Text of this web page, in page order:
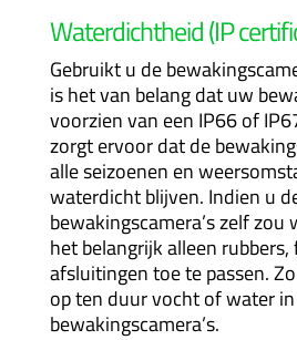
Waterdichtheid (IP
Gebruikt u de
is het van belang dat uw
voorzien van een IP66 of
zorgt ervoor dat de
alle seizoenen en
waterdicht blijven. Indien u
bewakingscamera’s zelf
het belangrijk alleen
afsluitingen toe te passen.
op ten duur vocht of water
bewakingscamera’s.